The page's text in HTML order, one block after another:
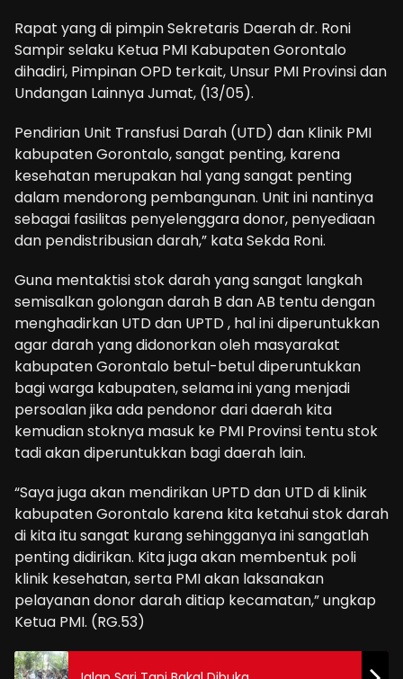
Rapat yang di pimpin Sekretaris Daerah dr. Roni
Sampir selaku Ketua PMI Kabupaten Gorontalo
dihadiri, Pimpinan OPD terkait, Unsur PMI Provinsi dan
Undangan Lainnya Jumat, (13/05).
Pendirian Unit Transfusi Darah (UTD) dan Klinik PMI
kabupaten Gorontalo, sangat penting, karena
kesehatan merupakan hal yang sangat penting
dalam mendorong pembangunan. Unit ini nantinya
sebagai fasilitas penyelenggara donor, penyediaan
dan pendistribusian darah,” kata Sekda Roni.
Guna mentaktisi stok darah yang sangat langkah
semisalkan golongan darah B dan AB tentu dengan
menghadirkan UTD dan UPTD , hal ini diperuntukkan
agar darah yang didonorkan oleh masyarakat
kabupaten Gorontalo betul-betul diperuntukkan
bagi warga kabupaten, selama ini yang menjadi
persoalan jika ada pendonor dari daerah kita
kemudian stoknya masuk ke PMI Provinsi tentu stok
tadi akan diperuntukkan bagi daerah lain.
“Saya juga akan mendirikan UPTD dan UTD di klinik
kabupaten Gorontalo karena kita ketahui stok darah
di kita itu sangat kurang sehingganya ini sangatlah
penting didirikan. Kita juga akan membentuk poli
klinik kesehatan, serta PMI akan laksanakan
pelayanan donor darah ditiap kecamatan,” ungkap
Ketua PMI. (RG.53)